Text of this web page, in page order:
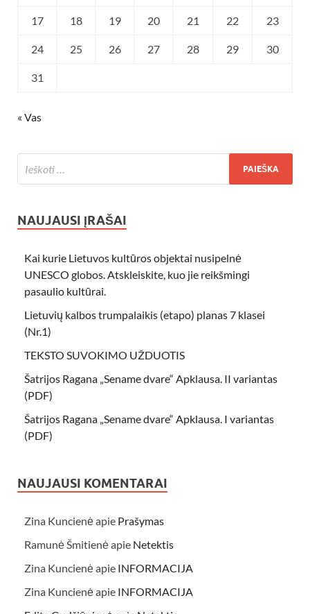
17 18 19 20 21 22 23
24 25 26 27 28 29 30
31
« Vas
NAUJAUSI ĮRAŠAI
Kai kurie Lietuvos kultūros objektai nusipelnė
UNESCO globos. Atskleiskite, kuo jie reikšmingi
pasaulio kultūrai.
Lietuvių kalbos trumpalaikis (etapo) planas 7 klasei
(Nr.1)
TEKSTO SUVOKIMO UŽDUOTIS
Šatrijos Ragana „Sename dvare“ Apklausa. II variantas
(PDF)
Šatrijos Ragana „Sename dvare“ Apklausa. I variantas
(PDF)
NAUJAUSI KOMENTARAI
Zina Kuncienėapie Prašymas
Ramunė Šmitienėapie Netektis
Zina Kuncienėapie INFORMACIJA
Zina Kuncienėapie INFORMACIJA